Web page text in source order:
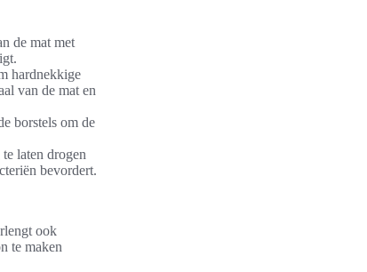
de mat met
hardnekkige
van de mat en
borstels om de
laten drogen
bevordert.
ook
te maken